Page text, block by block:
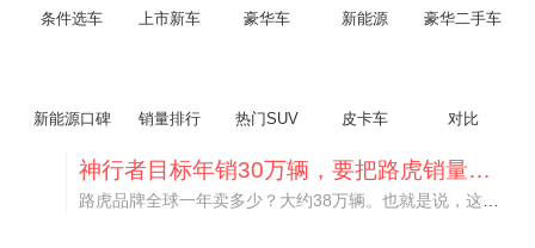
条件选车 上市新车 豪华车 新能源 豪华二手车
新能源口碑 销量排行 热门SUV 皮卡车 对比
神行者目标年销30万辆，要把路虎销量翻倍